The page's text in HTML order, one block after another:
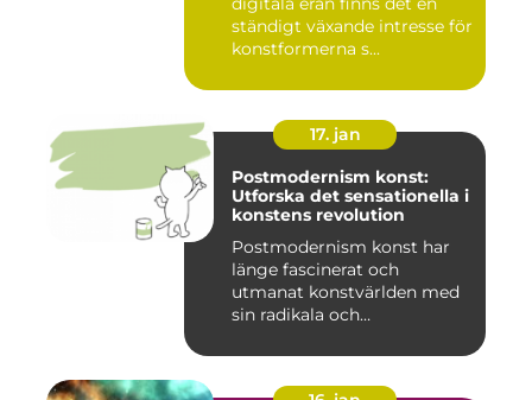
ständigt växande intresse för
konstformerna s...
17. jan
Postmodernism konst:
Utforska det sensationella i
konstens revolution
Postmodernism konst har
länge fascinerat och
utmanat konstvärlden med
sin radikala och